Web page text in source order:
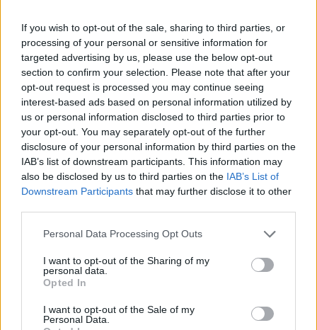
If you wish to opt-out of the sale, sharing to third parties, or
processing of your personal or sensitive information for
targeted advertising by us, please use the below opt-out
section to confirm your selection. Please note that after your
opt-out request is processed you may continue seeing
interest-based ads based on personal information utilized by
us or personal information disclosed to third parties prior to
your opt-out. You may separately opt-out of the further
disclosure of your personal information by third parties on the
IAB’s list of downstream participants. This information may
also be disclosed by us to third parties on the IAB’s List of
Downstream Participants that may further disclose it to other
Please note that this website/app uses one or more Google
not limited to your visit or usage behaviour. You may click to
grant or deny consent to Google and its third-party tags to
use your data for below specified purposes in below Google
consent section.
Personal Data Processing Opt Outs
I want to opt-out of the Sharing of my
personal data.
Opted In
I want to opt-out of the Sale of my
Personal Data.
Az AirTag buktatta le a
légitársaságot, hogy
elajándékozta egy házaspár
csomagját
| 2023.02.08 06:04
Az AirTag követő megmutatta,
ahogy egy elveszett pénztárca
berepülte Amerikát
PCW.lite | 2023.02.01 20:34
A Lufthansa betiltotta az AirTag-
követőket a járatain... vagy nem
Fekvőhelyekkel kényezteti a
légitársaság